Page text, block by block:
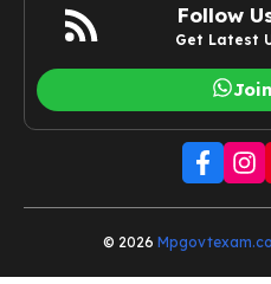
Follow
Get Latest
© 2026